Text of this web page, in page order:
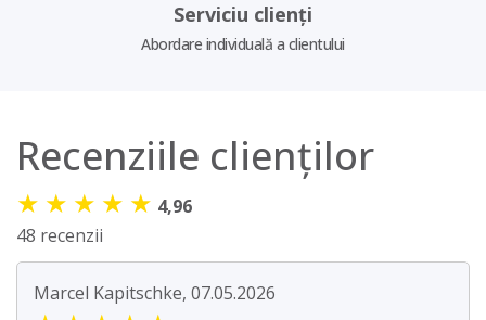
Serviciu clienți
Abordare individuală a clientului
Recenziile clienților
★ ★ ★ ★ ★ 4,96
48 recenzii
Marcel Kapitschke, 07.05.2026